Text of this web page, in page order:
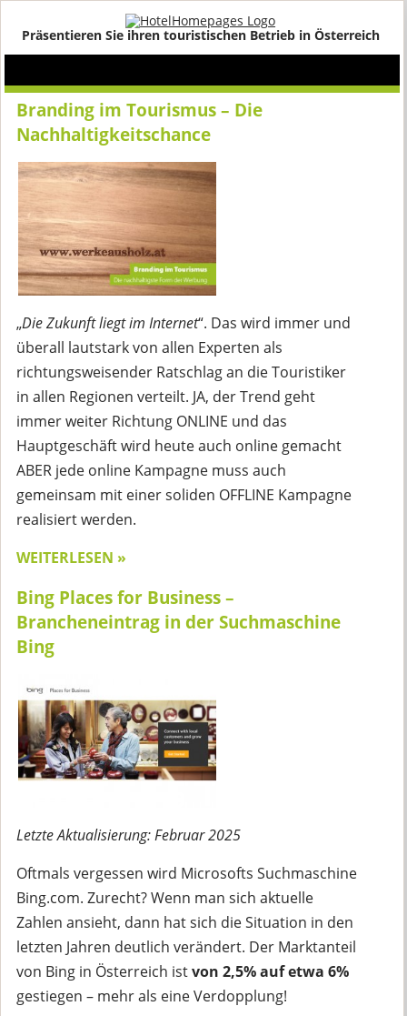
Präsentieren Sie ihren touristischen Betrieb in Österreich
Branding im Tourismus – Die
Nachhaltigkeitschance
„Die Zukunft liegt im Internet“. Das wird immer und
überall lautstark von allen Experten als
richtungsweisender Ratschlag an die Touristiker
in allen Regionen verteilt. JA, der Trend geht
immer weiter Richtung ONLINE und das
Hauptgeschäft wird heute auch online gemacht
ABER jede online Kampagne muss auch
gemeinsam mit einer soliden OFFLINE Kampagne
realisiert werden.
WEITERLESEN »
Bing Places for Business –
Brancheneintrag in der Suchmaschine
Bing
Letzte Aktualisierung: Februar 2025
Oftmals vergessen wird Microsofts Suchmaschine
Bing.com. Zurecht? Wenn man sich aktuelle
Zahlen ansieht, dann hat sich die Situation in den
letzten Jahren deutlich verändert. Der Marktanteil
von Bing in Österreich istvon 2,5% auf etwa 6%
gestiegen – mehr als eine Verdopplung!